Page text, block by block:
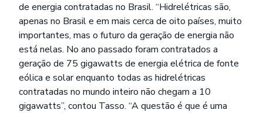
de energia contratadas no Brasil. “Hidrelétricas são,
apenas no Brasil e em mais cerca de oito países, muito
importantes, mas o futuro da geração de energia não
está nelas. No ano passado foram contratados a
geração de 75 gigawatts de energia elétrica de fonte
eólica e solar enquanto todas as hidrelétricas
contratadas no mundo inteiro não chegam a 10
gigawatts”, contou Tasso. “A questão é que é uma